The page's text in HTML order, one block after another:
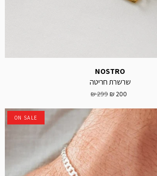
NOSTRO
שרשרת חריטה
200 ₪
299 ₪
ON SALE